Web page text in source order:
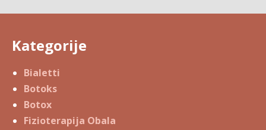
Kategorije
Bialetti
Botoks
Botox
Fizioterapija Obala